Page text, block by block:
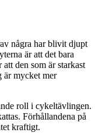
några har blivit djupt
är att det bara
den som är starkast
är mycket mer
roll i cykeltävlingen.
Förhållandena på
kraftigt.